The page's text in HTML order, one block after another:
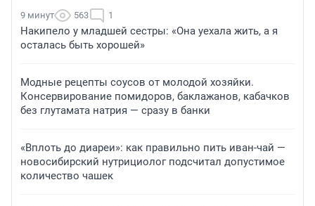
9 минут 563 1
Накипело у младшей сестры: «Она уехала жить, а я
осталась быть хорошей»
Модные рецепты соусов от молодой хозяйки.
Консервирование помидоров, баклажанов, кабачков
без глутамата натрия — сразу в банки
«Вплоть до диареи»: как правильно пить иван-чай —
новосибирский нутрициолог подсчитал допустимое
количество чашек